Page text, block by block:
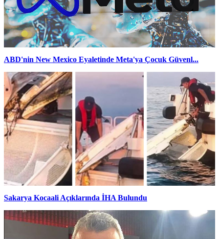
ABD'nin New Mexico Eyaletinde Meta'ya Çocuk Güvenl...
Sakarya Kocaali Açıklarında İHA Bulundu